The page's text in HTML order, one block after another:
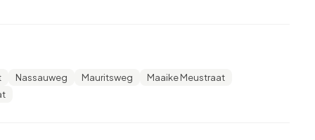
Het gemiddelde inkomen per
lager is dan het nationale gemiddelde van €35.800. Per
Nassauweg Mauritsweg
Maaike Meustraat